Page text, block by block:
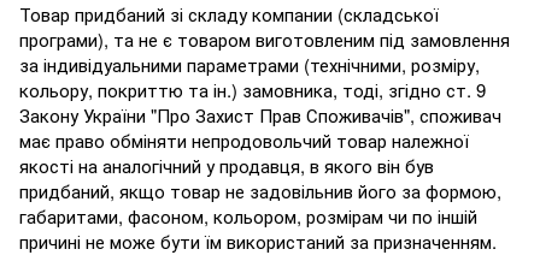
Товар придбаний зі складу компании (складської
програми), та не є товаром виготовленим під замовлення
за індивідуальними параметрами (технічними, розміру,
кольору, покриттю та ін.) замовника, тоді, згідно ст. 9
Закону України "Про Захист Прав Споживачів", споживач
має право обміняти непродовольчий товар належної
якості на аналогічний у продавця, в якого він був
придбаний, якщо товар не задовільнив його за формою,
габаритами, фасоном, кольором, розмірам чи по іншій
причині не може бути їм використаний за призначенням.